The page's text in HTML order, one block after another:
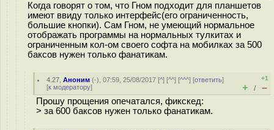
Когда говорят о том, что Гном подходит для планшетов
имеют ввиду только интерфейс(его ограниченность,
большие кнопки). Сам Гном, не умеющий нормальное
отображать программы на нормальных тулкитах и
ограниченным кол-ом своего софта на мобилках за 500
баксов нужен только фанатикам.
4.27 ,Аноним (-), 07:59, 25/08/2017 [^] [^^] [^^^] [ответить]
[к модератору]
+1
+ / –
Прошу прощения опечатался, фикскед:
> за 600 баксов нужен только фанатикам.